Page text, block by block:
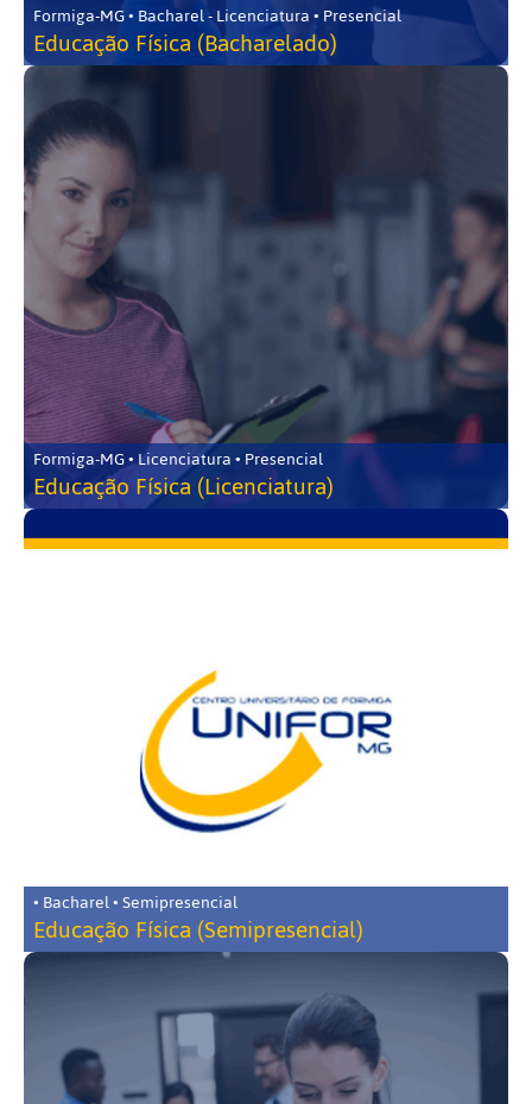
Formiga-MG • Bacharel - Licenciatura • Presencial
Educação Física (Bacharelado)
Formiga-MG • Licenciatura • Presencial
Educação Física (Licenciatura)
• Bacharel • Semipresencial
Educação Física (Semipresencial)